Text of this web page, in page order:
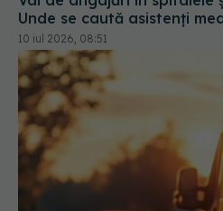
Unde se caută asistenți
10 iul 2026, 08:51